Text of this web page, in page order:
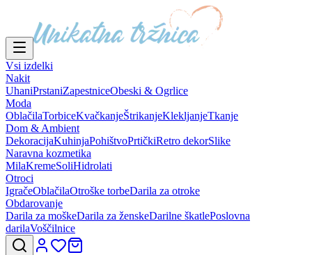
Vsi izdelki
Nakit
UhaniPrstaniZapestniceObeski & Ogrlice
Moda
OblačilaTorbiceKvačkanjeŠtrikanjeKlekljanjeTkanje
Dom & Ambient
DekoracijaKuhinjaPohištvoPrtičkiRetro dekorSlike
Naravna kozmetika
MilaKremeSoliHidrolati
Otroci
IgračeOblačilaOtroške torbeDarila za otroke
Obdarovanje
Darila za moškeDarila za ženskeDarilne škatlePoslovna
darilaVoščilnice